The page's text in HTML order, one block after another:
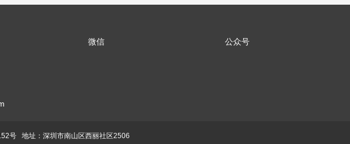
微信 公众号
号地址：深圳市南山区西丽社区2506